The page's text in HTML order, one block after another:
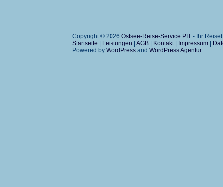
Copyright © 2026 Ostsee-Reise-Service PIT - Ihr
Startseite
Leistungen AGB Kontakt| Impressum
Powered by WordPress and WordPress Agentur